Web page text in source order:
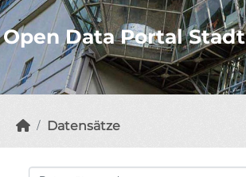
Open Data Portal
Datensätze